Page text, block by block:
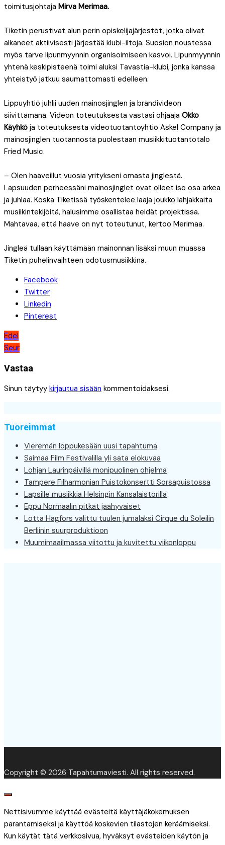
toimitusjohtaja Mirva Merimaa.
Tiketin perustivat alun perin opiskelijajärjestöt, jotka olivat
alkaneet aktiivisesti järjestää klubi-iltoja. Suosion noustessa
myös tarve lipunmyynnin organisoimiseen kasvoi. Lipunmyynnin
yhtenä keskipisteenä toimi aluksi Tavastia-klubi, jonka kanssa
yhteistyö jatkuu saumattomasti edelleen.
Lippuyhtiö juhlii uuden mainosjinglen ja brändivideon
siivittämänä. Videon toteutuksesta vastasi ohjaaja Okko
Käyhkö ja toteutuksesta videotuotantoyhtiö Askel Company ja
mainosjinglen tuotannosta puolestaan musiikkituotantotalo
Fried Music.
– Olen haaveillut vuosia yritykseni omasta jinglestä.
Lapsuuden perheessäni mainosjinglet ovat olleet iso osa arkea
ja juhlaa. Koska Tiketissä työskentelee laaja joukko lahjakkaita
musiikintekijöitä, halusimme osallistaa heidät projektissa.
Mahtavaa, että haave on nyt toteutunut, kertoo Merimaa.
Jingleä tullaan käyttämään mainonnan lisäksi muun muassa
Tiketin puhelinvaihteen odotusmusiikkina.
Facebook
Twitter
Linkedin
Pinterest
Artikkelien
selaus
Edel
Seur
Vastaa
Sinun täytyy kirjautua sisään kommentoidaksesi.
Tuoreimmat
Vieremän loppukesään uusi tapahtuma
Saimaa Film Festivalilla yli sata elokuvaa
Lohjan Laurinpäivillä monipuolinen ohjelma
Tampere Filharmonian Puistokonsertti Sorsapuistossa
Lapsille musiikkia Helsingin Kansalaistorilla
Eppu Normaalin pitkät jäähyväiset
Lotta Hagfors valittu tuulen jumalaksi Cirque du Soleilin
Berliinin suurproduktioon
Muumimaailmassa viitottu ja kuvitettu viikonloppu
Copyright © 2026 Tapahtumaviesti. All rights reserved.
Nettisivumme käyttää evästeitä käyttäjäkokemuksen
parantamiseksi ja käyttöä koskevien tilastojen keräämiseksi.
Kun käytät tätä verkkosivua, hyväksyt evästeiden käytön ja